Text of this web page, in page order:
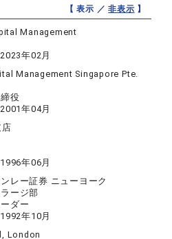
【 表示 ／非表示 】
Management
年02月
Management Singapore Pte.
役
年04月
店
年06月
レー証券 ニューヨーク
ージ部
ダー
年10月
London